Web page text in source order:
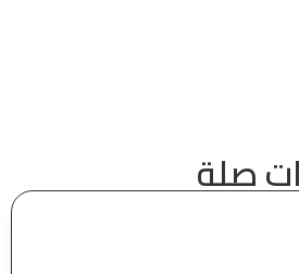
صلة